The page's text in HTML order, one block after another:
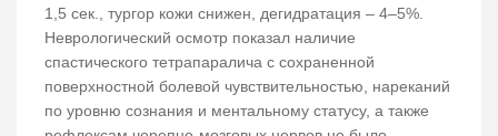
1,5 сек., тургор кожи снижен, дегидратация – 4–5%.
Неврологический осмотр показал наличие
спастического тетрапаралича с сохраненной
поверхностной болевой чувствительностью, нареканий
по уровню сознания и ментальному статусу, а также